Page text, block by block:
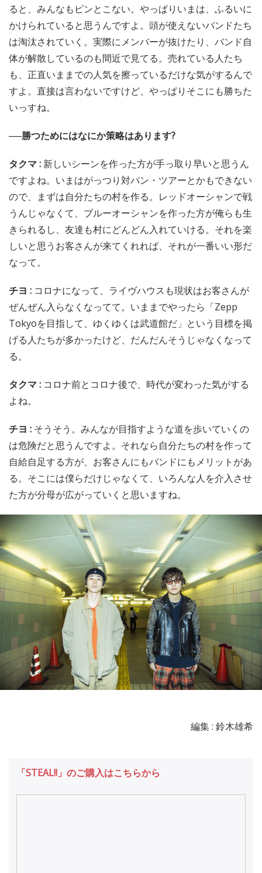
ると、みんなもピンとこない。やっぱりいまは、ふるいに
かけられていると思うんですよ。頭が使えないバンドたち
は淘汰されていく。実際にメンバーが抜けたり、バンド自
体が解散しているのも間近で見てる。売れている人たち
も、正直いままでの人気を擦っているだけな気がするんで
すよ。直接は言わないですけど、やっぱりそこにも勝ちた
いっすね。
──勝つためにはなにか策略はあります?
タクマ : 新しいシーンを作った方が手っ取り早いと思うん
ですよね。いまはがっつり対バン・ツアーとかもできない
ので、まずは自分たちの村を作る。レッドオーシャンで戦
うんじゃなくて、ブルーオーシャンを作った方が俺らも生
きられるし、友達も村にどんどん入れていける。それを楽
しいと思うお客さんが来てくれれば、それが一番いい形だ
なって。
チヨ : コロナになって、ライヴハウスも現状はお客さんが
ぜんぜん入らなくなってて。いままでやったら「Zepp
Tokyoを目指して、ゆくゆくは武道館だ」という目標を掲
げる人たちが多かったけど、だんだんそうじゃなくなって
る。
タクマ : コロナ前とコロナ後で、時代が変わった気がする
よね。
チヨ : そうそう。みんなが目指すような道を歩いていくの
は危険だと思うんですよ。それなら自分たちの村を作って
自給自足する方が、お客さんにもバンドにもメリットがあ
る。そこには僕らだけじゃなくて、いろんな人を介入させ
た方が分母が広がっていくと思いますね。
編集 : 鈴木雄希
「STEAL!!」のご購入はこちらから